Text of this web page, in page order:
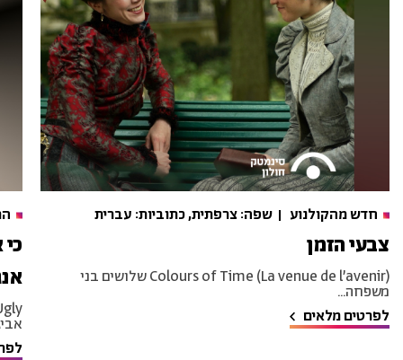
חדש מהקולנוע שפה: צרפתית, כתוביות: עברית
צבעי הזמן
Colours of Time (La venue de l’avenir) שלושים בני
משפחה...
לפרטים מלאים